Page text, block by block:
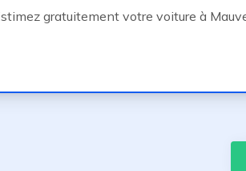
gratuitement votre voiture à